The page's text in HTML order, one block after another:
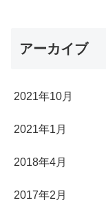
アーカイブ
2021年10月
2021年1月
2018年4月
2017年2月